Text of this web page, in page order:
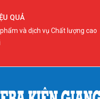
QUẢ
và dịch vụ Chất lượng cao